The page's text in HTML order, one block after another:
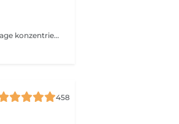
Gesunder Körper, Geist und Seele! Eine Sportmassage konzentriert sich darauf, die Durchblutung zu verbessern, die Gewebegeschmeidigkeit zu erhöhen und die Muskelspannung zu reduzieren. Sportmassage wird auch verwendet, um verspannte Muskeln zu lösen. Muskelspannung kann die Flexibilität einschränken, Schmerzen erhöhen und zukünftige Verletzungen verursachen. Sportmassage hilft, Muskelverspannungen zu lösen. Vorteile einer Sportmassage: - verbessert die Flexibilität - reduziert Muskelschmerzen - verhindert Verletzungen Wie wird eine Sportmassage durchgeführt? - Kopf und Nacken werden massiert - Schultern und Rücken werden massiert - Hände und Arme werden massiert - Füße und Beine werden massiert - Bauch wird massiert Altersbeschränkungen: es gibt keine Altersbeschränkungen für dieses Verfahren. Empfehlungen nach dem Verfahren: treiben Sie 2-3 Stunden nach dem Eingriff keinen Sport und machen Sie keine scharfen Bewegungen. Häufigkeit: 1-2 Mal pro Woche, insgesamt 10 Mal. Wiederholen Sie dies alle 3-6 Monate.
458